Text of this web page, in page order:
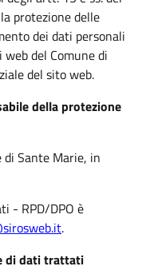
protezione delle
dei dati personali
del Comune di
del sito web.
della protezione
di Sante Marie, in
- RPD/DPO è
.
di dati trattati